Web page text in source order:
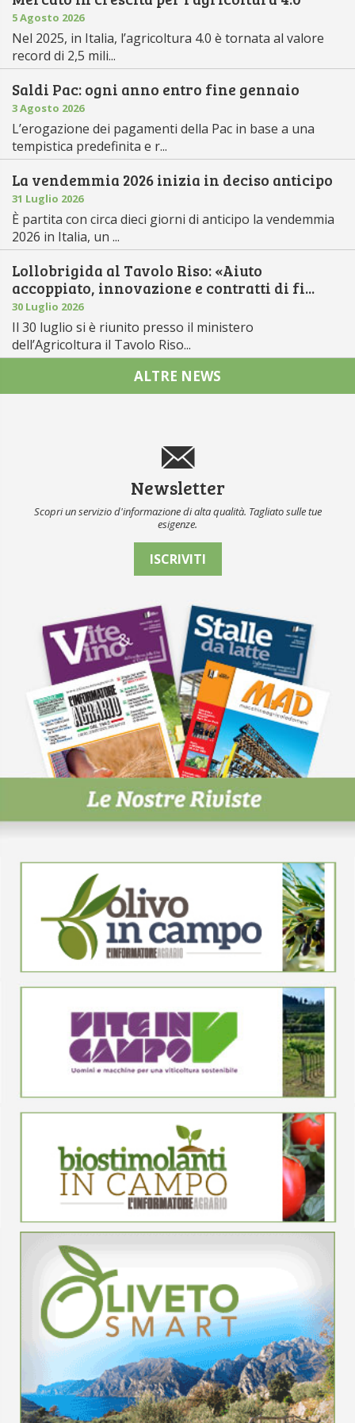
5 Agosto 2026
Nel 2025, in Italia, l’agricoltura 4.0 è tornata al valore
record di 2,5 mili...
Saldi Pac: ogni anno entro fine gennaio
3 Agosto 2026
L’erogazione dei pagamenti della Pac in base a una
tempistica predefinita e r...
La vendemmia 2026 inizia in deciso anticipo
31 Luglio 2026
È partita con circa dieci giorni di anticipo la vendemmia
2026 in Italia, un ...
Lollobrigida al Tavolo Riso: «Aiuto
accoppiato, innovazione e contratti di fi...
30 Luglio 2026
Il 30 luglio si è riunito presso il ministero
dell’Agricoltura il Tavolo Riso...
ALTRE NEWS
Newsletter
Scopri un servizio d'informazione di alta qualità. Tagliato sulle tue
esigenze.
ISCRIVITI